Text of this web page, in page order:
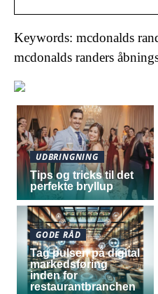
Keywords: mcdonalds
mcdonalds randers
UDBRINGNING
Tips og tricks til det
perfekte bryllup
GODE RÅD
Tag pulsen på digital
markedsføring
inden for
restaurantbranchen